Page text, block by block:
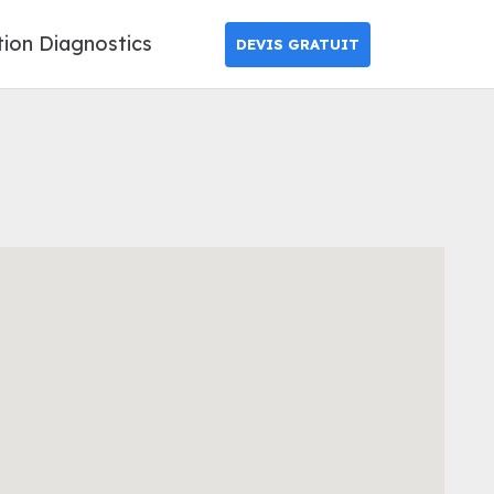
Diagnostics DEVIS GRATUIT